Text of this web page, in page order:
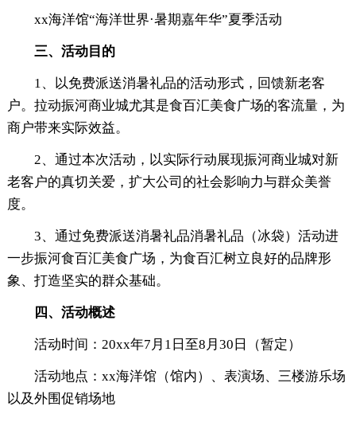
xx海洋馆“海洋世界·暑期嘉年华”夏季活动
三、活动目的
1、以免费派送消暑礼品的活动形式，回馈新老客
户。拉动振河商业城尤其是食百汇美食广场的客流量，为
商户带来实际效益。
2、通过本次活动，以实际行动展现振河商业城对新
老客户的真切关爱，扩大公司的社会影响力与群众美誉
度。
3、通过免费派送消暑礼品消暑礼品（冰袋）活动进
一步振河食百汇美食广场，为食百汇树立良好的品牌形
象、打造坚实的群众基础。
四、活动概述
活动时间：20xx年7月1日至8月30日（暂定）
活动地点：xx海洋馆（馆内）、表演场、三楼游乐场
以及外围促销场地